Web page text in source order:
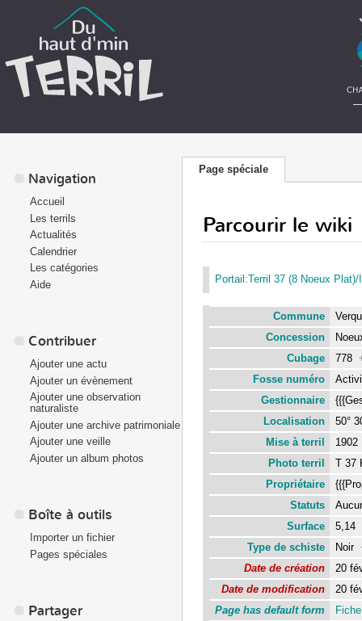
Page spéciale
Parcourir le wiki
Portail:Terril 37 (8 Noeux Plat)/
Commune
Concession
Cubage
778
Fosse numéro
Gestionnaire
Localisation
50°
Mise à terril
Photo terril
T 37
Propriétaire
Statuts
Surface
5,14
Type de schiste
Noir
Date de création
20
Date de modification
20
Page has default form
Navigation
Accueil
Les terrils
Actualités
Calendrier
Les catégories
Aide
Contribuer
Ajouter une actu
Ajouter un évènement
Ajouter une observation
naturaliste
Ajouter une archive patrimoniale
Ajouter une veille
Ajouter un album photos
Boîte à outils
Importer un fichier
Pages spéciales
Partager